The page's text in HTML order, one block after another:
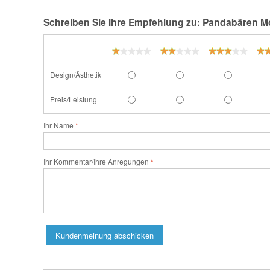
Schreiben Sie Ihre Empfehlung zu: Pandabären
Design/Ästhetik
Preis/Leistung
Ihr Name
Ihr Kommentar/Ihre Anregungen
Kundenmeinung abschicken